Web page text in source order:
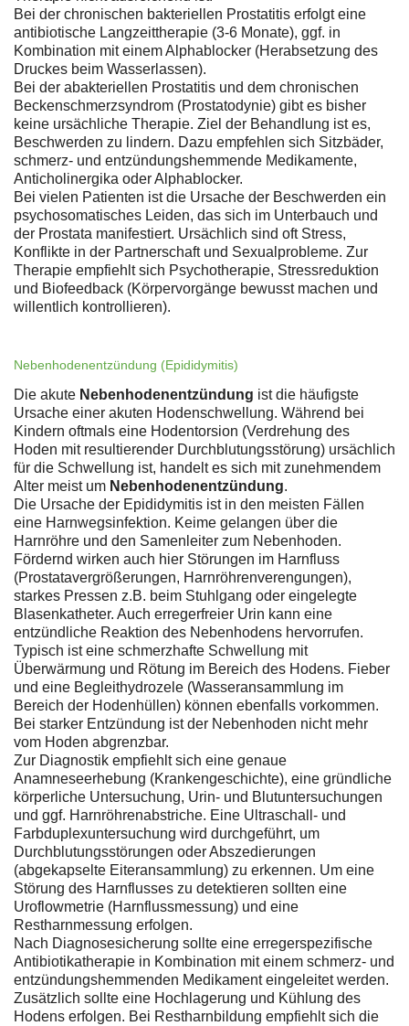
Bei der chronischen bakteriellen Prostatitis erfolgt eine
antibiotische Langzeittherapie (3-6 Monate), ggf. in
Kombination mit einem Alphablocker (Herabsetzung des
Druckes beim Wasserlassen).
Bei der abakteriellen Prostatitis und dem chronischen
Beckenschmerzsyndrom (Prostatodynie) gibt es bisher
keine ursächliche Therapie. Ziel der Behandlung ist es,
Beschwerden zu lindern. Dazu empfehlen sich Sitzbäder,
schmerz- und entzündungshemmende Medikamente,
Anticholinergika oder Alphablocker.
Bei vielen Patienten ist die Ursache der Beschwerden ein
psychosomatisches Leiden, das sich im Unterbauch und
der Prostata manifestiert. Ursächlich sind oft Stress,
Konflikte in der Partnerschaft und Sexualprobleme. Zur
Therapie empfiehlt sich Psychotherapie, Stressreduktion
und Biofeedback (Körpervorgänge bewusst machen und
willentlich kontrollieren).
Nebenhodenentzündung (Epididymitis)
Die akute Nebenhodenentzündung ist die häufigste
Ursache einer akuten Hodenschwellung. Während bei
Kindern oftmals eine Hodentorsion (Verdrehung des
Hoden mit resultierender Durchblutungsstörung) ursächlich
für die Schwellung ist, handelt es sich mit zunehmendem
Alter meist um Nebenhodenentzündung.
Die Ursache der Epididymitis ist in den meisten Fällen
eine Harnwegsinfektion. Keime gelangen über die
Harnröhre und den Samenleiter zum Nebenhoden.
Fördernd wirken auch hier Störungen im Harnfluss
(Prostatavergrößerungen, Harnröhrenverengungen),
starkes Pressen z.B. beim Stuhlgang oder eingelegte
Blasenkatheter. Auch erregerfreier Urin kann eine
entzündliche Reaktion des Nebenhodens hervorrufen.
Typisch ist eine schmerzhafte Schwellung mit
Überwärmung und Rötung im Bereich des Hodens. Fieber
und eine Begleithydrozele (Wasseransammlung im
Bereich der Hodenhüllen) können ebenfalls vorkommen.
Bei starker Entzündung ist der Nebenhoden nicht mehr
vom Hoden abgrenzbar.
Zur Diagnostik empfiehlt sich eine genaue
Anamneseerhebung (Krankengeschichte), eine gründliche
körperliche Untersuchung, Urin- und Blutuntersuchungen
und ggf. Harnröhrenabstriche. Eine Ultraschall- und
Farbduplexuntersuchung wird durchgeführt, um
Durchblutungsstörungen oder Abszedierungen
(abgekapselte Eiteransammlung) zu erkennen. Um eine
Störung des Harnflusses zu detektieren sollten eine
Uroflowmetrie (Harnflussmessung) und eine
Restharnmessung erfolgen.
Nach Diagnosesicherung sollte eine erregerspezifische
Antibiotikatherapie in Kombination mit einem schmerz- und
entzündungshemmenden Medikament eingeleitet werden.
Zusätzlich sollte eine Hochlagerung und Kühlung des
Hodens erfolgen. Bei Restharnbildung empfiehlt sich die